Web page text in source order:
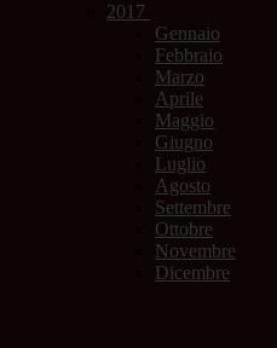
2017
Gennaio
Febbraio
Marzo
Aprile
Maggio
Giugno
Luglio
Agosto
Settembre
Ottobre
Novembre
Dicembre